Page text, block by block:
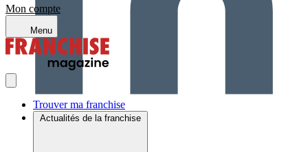
Mon compte
Menu
Trouver ma franchise
Actualités de la franchise